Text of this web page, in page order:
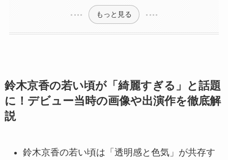
もっと見る
鈴木京香の若い頃が「綺麗すぎる」と話題
に！デビュー当時の画像や出演作を徹底解
説
鈴木京香の若い頃は「透明感と色気」が共存す